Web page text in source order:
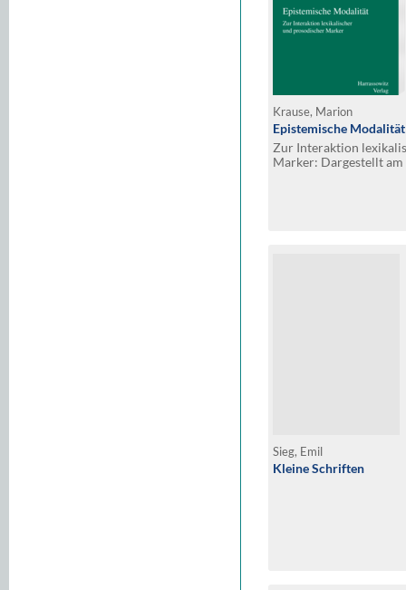
Krause, Marion
Epistemische Modalität
Zur Interaktion
Marker: Dargestellt am
Sieg, Emil
Kleine Schriften